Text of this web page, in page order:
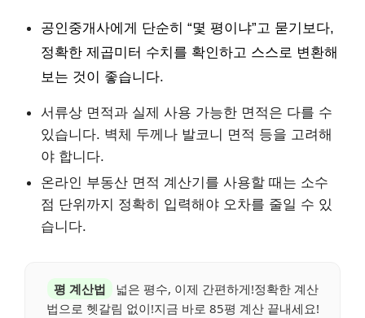
공인중개사에게 단순히 “몇 평이냐”고 묻기보다,
정확한 제곱미터 수치를 확인하고 스스로 변환해
보는 것이 좋습니다.
서류상 면적과 실제 사용 가능한 면적은 다를 수
있습니다. 벽체 두께나 발코니 면적 등을 고려해
야 합니다.
온라인 부동산 면적 계산기를 사용할 때는 소수
점 단위까지 정확히 입력해야 오차를 줄일 수 있
습니다.
평 계산법
넓은 평수, 이제 간편하게!정확한 계산
법으로 헷갈림 없이!지금 바로 85평 계산 끝내세요!